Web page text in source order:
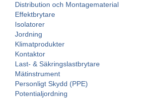
Distribution och Montagematerial
Effektbrytare
Isolatorer
Jordning
Klimatprodukter
Kontaktor
Last- & Säkringslastbrytare
Mätinstrument
Personligt Skydd (PPE)
Potentialjordning